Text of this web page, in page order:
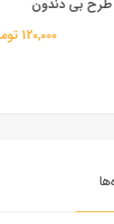
طرح بی دندون
120,000 تومان